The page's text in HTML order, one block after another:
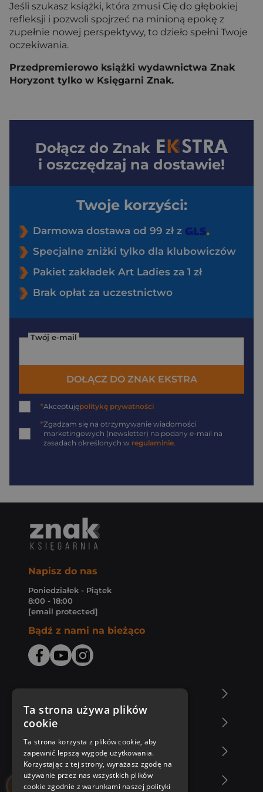
Jeśli szukasz książki, która zmusi Cię do głębokiej
refleksji i pozwoli spojrzeć na minioną epokę z
zupełnie nowej perspektywy, to dzieło spełni Twoje
oczekiwania.
Przedpremierowo książki wydawnictwa Znak
Horyzont tylko w Księgarni Znak.
Dołącz do Znak
i oszczędzaj na dostawie!
Twoje korzyści:
Darmowa dostawa od 99 zł z
Specjalne zniżki tylko dla klubowiczów
Pakiet zakładek Art Ladies za 1 zł
Brak opłat za uczestnictwo
Twój e-mail
DOŁĄCZ DO ZNAK EKSTRA
*Akceptujępolitykę prywatności
*Zgadzam się na otrzymywanie wiadomości
marketingowych (newsletter) na podany e-mail na
zasadach określonych w regulaminie.
Napisz do nas
Poniedziałek - Piątek
8:00 - 18:00
[email protected]
Bądź z nami na bieżąco
Zakupy u nas
Nasza oferta
Nasi autorzy
Ta strona używa plików
cookie
Ta strona korzysta z plików cookie, aby
zapewnić lepszą wygodę użytkowania.
Korzystając z tej strony, wyrażasz zgodę na
używanie przez nas wszystkich plików
cookie zgodnie z warunkami naszej polityki